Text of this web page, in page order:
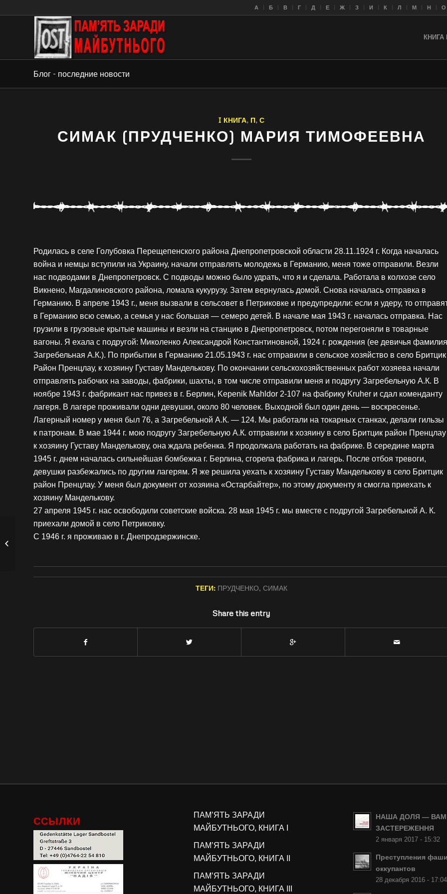
A Б В Г Д Е Ж З И К Л M Н О
КНИГА I
Блог - последние новости
I КНИГА, П,С
СИМАК (ПРУДЧЕНКО) МАРИЯ ТИМОФЕЕВНА
Родилась в селе Голубовка Перещепенского района Днепропетровской области 28.11.1924 г. Когда началась
война и немцы вступили на Украину, начали отправлять молодежь в Германию, меня тоже отправили. Везли
нас подводами в Днепропетровск. С подводы можно было удрать, что я и сделала. Работала в колхозе село
Викнено, Магдалиновского района, ломала кукурузу. Затем вернулась домой. Снова началась отправка в
Германию. В апреле 1943 г., меня вызвали в сельсовет в Петриковке и предупредили: если я удеру, то
в Германию всю семью, а семья у нас большая — семеро детей. В начале мая 1943 г. началась отправка. Нас
грузили в грузовые крытые машины и везли на станцию в Днепропетровск, потом перегоняли в товарные
вагоны. Я ехала с подругой: Миколенко Александрой Константиновной, 1924 г. рождения (ее девичья фамилия
Загребельная А.К.). По прибытии в Германию 21.05.1943 г. нас отправили в сельское хозяйство в село Бритцик
Район Пренцлау, к хозяину Густаву Манделькову. По окончании сельскохозяйственных работ хозяева начали
отправлять рабочих на заводы, фабрики, шахты, в том числе отправили меня и подругу Загребельную А.К. В
ноябре 1943 г. фабрикант нас привез в г. Берлин, Kepenik Mahldor 2-107 на фабрику Kruher и сдал коменданту
лагеря. В лагере проживали одни девушки, около 80 человек. Выходной был один день — воскресенье.
Лагерный номер у меня был 76, а Загребельной А.К. — 124. Мы работали на токарных станках, делали гильзы
к патронам. В мае 1944 г. мою подругу Загребельную А.К. отправили к хозяину в село Бритцик район Пренцлау
к хозяину Густаву Манделькову, она ждала ребенка. Я продолжала работать на фабрике. В середине марта
1945 г. днем началась сильнейшая бомбежка г. Берлина, сгорела фабрика и лагерь. После отбоя тревоги,
девушки разбежались по другим лагерям. Я же решила уехать к хозяину Густаву Манделькову в село Бритцик
район Пренцлау. У меня был документ от хозяина «Остарбайтер», по этому документу я смогла приехать к
хозяину Манделькову.
27 апреля 1945 г. нас освободили советские войска. 28 мая 1945 г. мы вместе с подругой Загребельной А. К.
приехали домой в село Петриковку.
С 1946 г. я проживаю в г. Днепродзержинске.
ТЕГИ: ПРУДЧЕНКО, СИМАК
Share this entry
ССЫЛКИ
ПАМ’ЯТЬ ЗАРАДИ
МАЙБУТНЬОГО, КНИГА I
ПАМ’ЯТЬ ЗАРАДИ
МАЙБУТНЬОГО, КНИГА II
ПАМ’ЯТЬ ЗАРАДИ
МАЙБУТНЬОГО, КНИГА III
НАША ДОЛЯ — ВАМ
ЗАСТЕРЕЖЕННЯ
2 января 2017 - 15:32
Преступления
оккупантов
28 декабря 2016 - 17:04
Сизоненко Ирина